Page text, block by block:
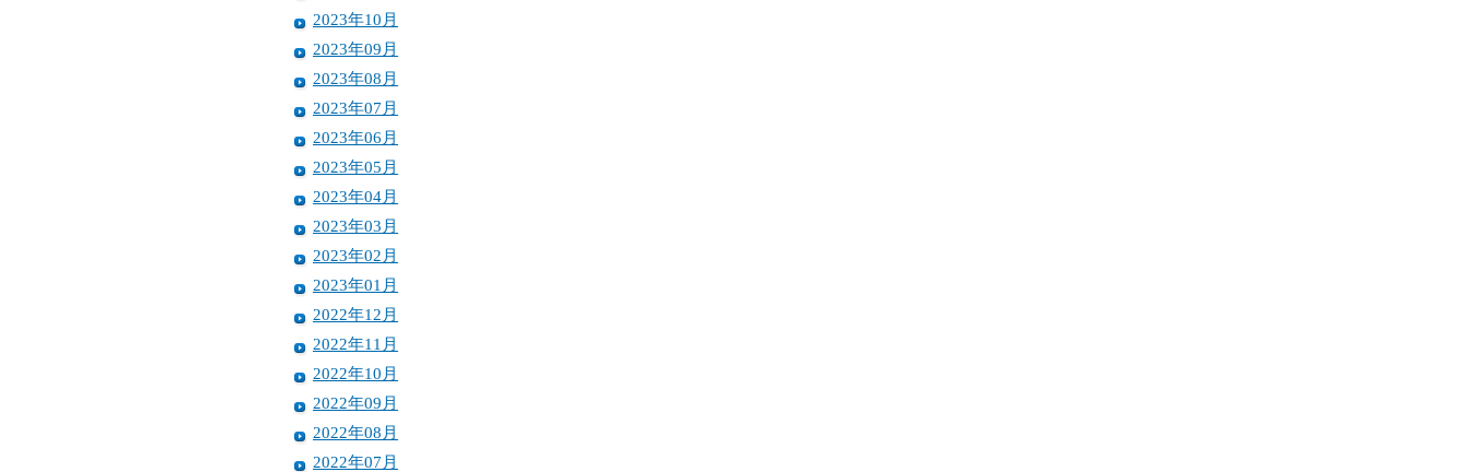
2023年10月
2023年09月
2023年08月
2023年07月
2023年06月
2023年05月
2023年04月
2023年03月
2023年02月
2023年01月
2022年12月
2022年11月
2022年10月
2022年09月
2022年08月
2022年07月